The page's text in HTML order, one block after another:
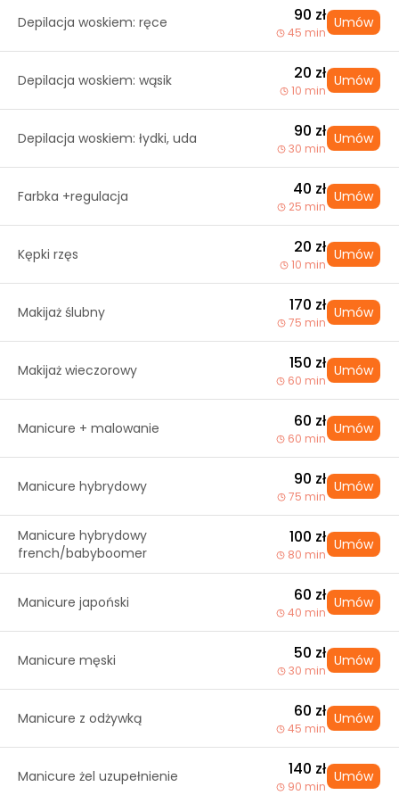
Depilacja woskiem: ręce 90 zł
45 min
Umów
Depilacja woskiem: wąsik 20 zł
10 min
Umów
Depilacja woskiem: łydki, uda 90 zł
30 min
Umów
Farbka +regulacja 40 zł
25 min
Umów
Kępki rzęs 20 zł
10 min
Umów
Makijaż ślubny 170 zł
75 min
Umów
Makijaż wieczorowy 150 zł
60 min
Umów
Manicure + malowanie 60 zł
60 min
Umów
Manicure hybrydowy 90 zł
75 min
Umów
Manicure hybrydowy
french/babyboomer
100 zł
80 min
Umów
Manicure japoński 60 zł
40 min
Umów
Manicure męski 50 zł
30 min
Umów
Manicure z odżywką 60 zł
45 min
Umów
Manicure żel uzupełnienie 140 zł
90 min
Umów